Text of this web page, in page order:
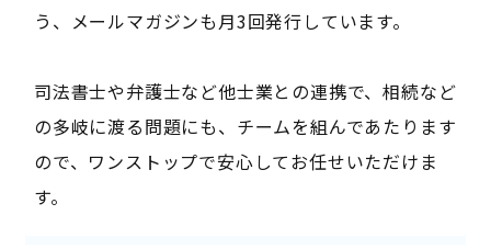
う、メールマガジンも月3回発行しています。
司法書士や弁護士など他士業との連携で、相続など
の多岐に渡る問題にも、チームを組んであたります
ので、ワンストップで安心してお任せいただけま
す。